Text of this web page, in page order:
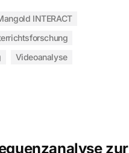
INTERACT
Videoanalyse
zur